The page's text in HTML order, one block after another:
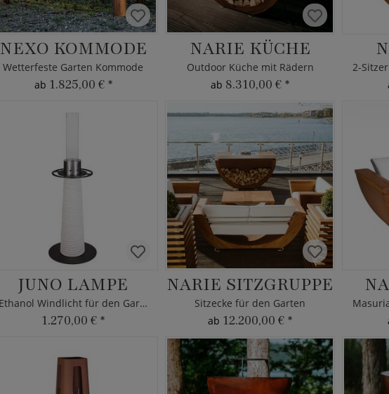
NEXO KOMMODE
Wetterfeste Garten Kommode
ab 1.825,00 € *
NARIE KÜCHE
Outdoor Küche mit Rädern
ab 8.310,00 € *
JUNO LAMPE
Ethanol Windlicht für den Garten
1.270,00 € *
NARIE SITZGRUPPE
Sitzecke für den Garten
ab 12.200,00 € *